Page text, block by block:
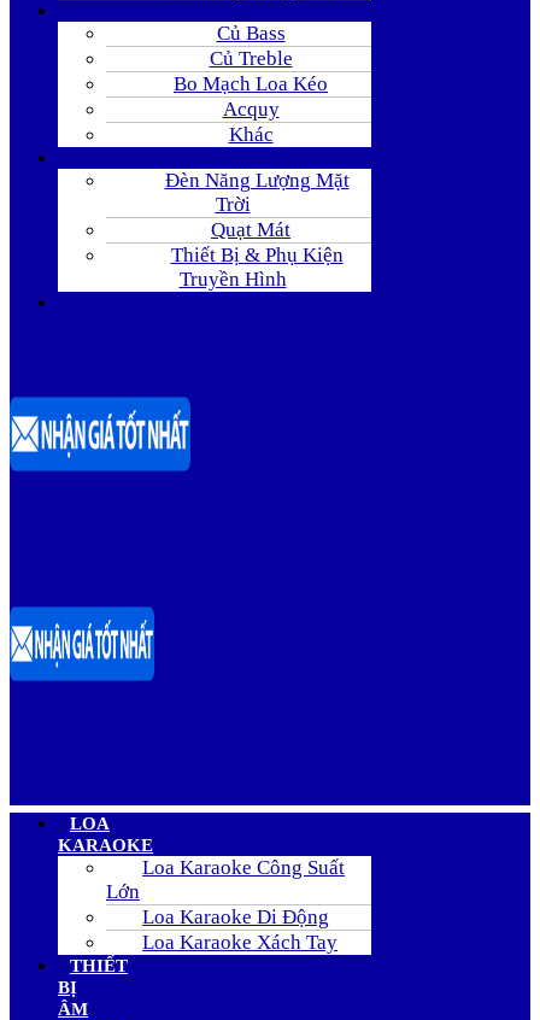
Củ Bass
Củ Treble
Bo Mạch Loa Kéo
Acquy
Khác
Đèn Năng Lượng Mặt
Trời
Quạt Mát
Thiết Bị & Phụ Kiện
Truyền Hình
Menu
LOA
KARAOKE
Loa Karaoke Công Suất
Lớn
Loa Karaoke Di Động
Loa Karaoke Xách Tay
THIẾT
BỊ
ÂM